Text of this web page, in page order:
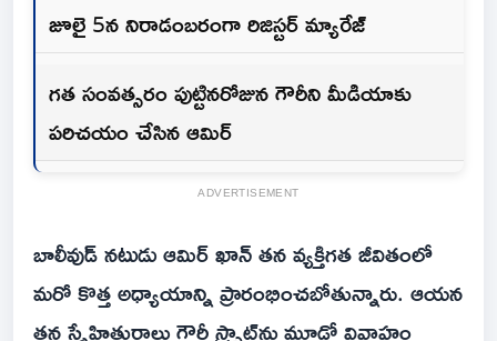
జూలై 5న నిరాడంబరంగా రిజిస్టర్ మ్యారేజ్
గత సంవత్సరం పుట్టినరోజున గౌరీని మీడియాకు
పరిచయం చేసిన ఆమిర్
ADVERTISEMENT
బాలీవుడ్ నటుడు ఆమిర్ ఖాన్ తన వ్యక్తిగత జీవితంలో
మరో కొత్త అధ్యాయాన్ని ప్రారంభించబోతున్నారు. ఆయన
తన స్నేహితురాలు గౌరీ స్ప్రాట్‌ను మూడో వివాహం